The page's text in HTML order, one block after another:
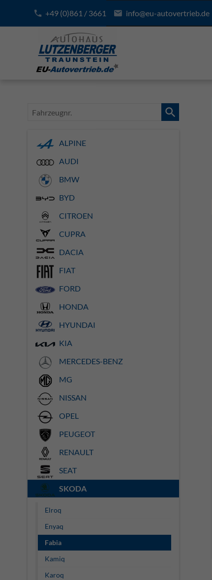
+49 (0)861 / 3661 info@eu-autovertrieb.de
Fahrzeugnr.
ALPINE
AUDI
BMW
BYD
CITROEN
CUPRA
DACIA
FIAT
FORD
HONDA
HYUNDAI
KIA
MERCEDES-BENZ
MG
NISSAN
OPEL
PEUGEOT
RENAULT
SEAT
SKODA
Elroq
Enyaq
Fabia
Kamiq
Karoq